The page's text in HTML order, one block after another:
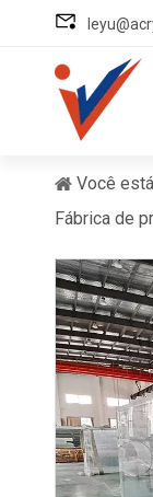
Você
Fábrica de